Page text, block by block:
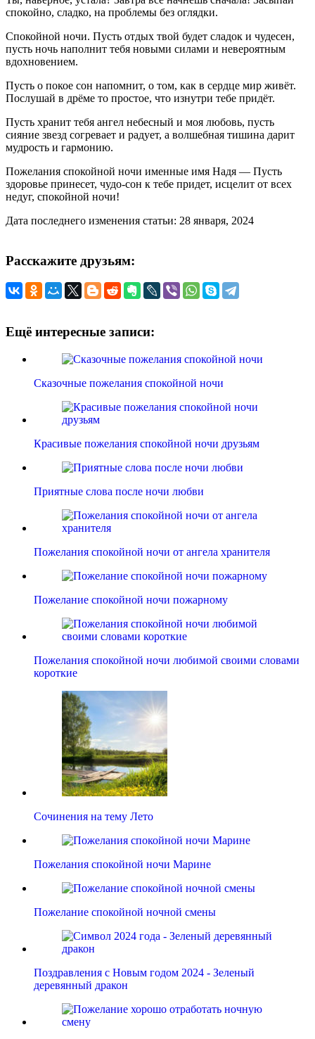
спокойно, сладко, на проблемы без оглядки.
Спокойной ночи. Пусть отдых твой будет сладок и чудесен,
пусть ночь наполнит тебя новыми силами и невероятным
вдохновением.
Пусть о покое сон напомнит, о том, как в сердце мир живёт.
Послушай в дрёме то простое, что изнутри тебе придёт.
Пусть хранит тебя ангел небесный и моя любовь, пусть
сияние звезд согревает и радует, а волшебная тишина дарит
мудрость и гармонию.
Пожелания спокойной ночи именные имя Надя — Пусть
здоровье принесет, чудо-сон к тебе придет, исцелит от всех
недуг, спокойной ночи!
Дата последнего изменения статьи: 28 января, 2024
Расскажите друзьям:
Ещё интересные записи:
Сказочные пожелания спокойной ночи
Красивые пожелания спокойной ночи друзьям
Приятные слова после ночи любви
Пожелания спокойной ночи от ангела хранителя
Пожелание спокойной ночи пожарному
Пожелания спокойной ночи любимой своими словами
короткие
Сочинения на тему Лето
Пожелания спокойной ночи Марине
Пожелание спокойной ночной смены
Поздравления с Новым годом 2024 - Зеленый
деревянный дракон